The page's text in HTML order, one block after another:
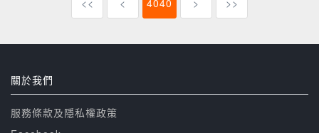
<< < 4040 > >>
關於我們
服務條款及隱私權政策